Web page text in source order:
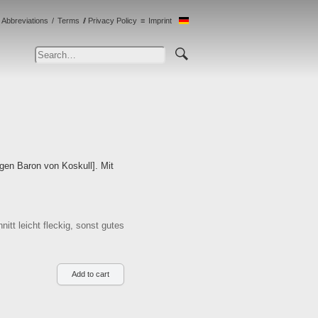
Abbreviations Terms Privacy Policy Imprint
Baron von Koskull]. Mit
leicht fleckig, sonst gutes